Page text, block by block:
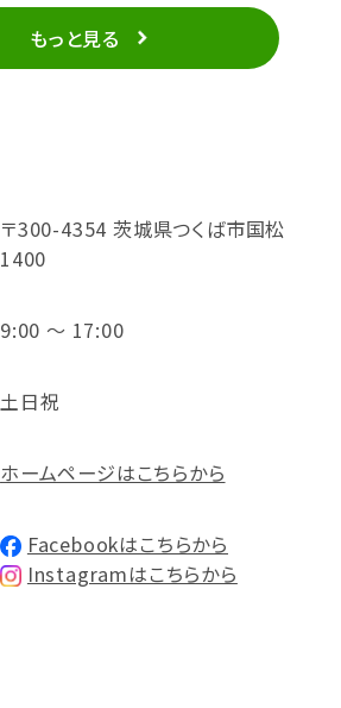
もっと見る
〒300-4354 茨城県つくば市国松
1400
9:00 ～ 17:00
土日祝
ホームページはこちらから
Facebookはこちらから
Instagramはこちらから